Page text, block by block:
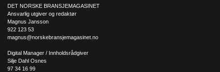
DET NORSKE BRANSJEMAGASINET
Ansvarlig utgiver og redaktør
Magnus Jansson
922 123 53
magnus@norskebransjemagasinet.no
Digital Manager / Innholdsrådgiver
Silje Dahl Osnes
97 34 16 99